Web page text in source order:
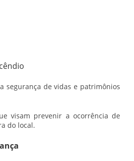
segurança de vidas e patrimônios
visam prevenir a ocorrência de
do local.